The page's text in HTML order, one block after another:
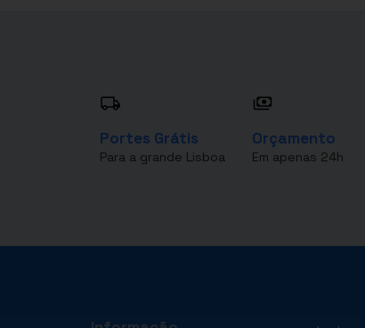
Portes Grátis
Para a grande Lisboa
Orçamento
Em apenas 24h